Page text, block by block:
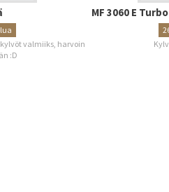
valmiiks, harvoin
:D
MF 3060 E